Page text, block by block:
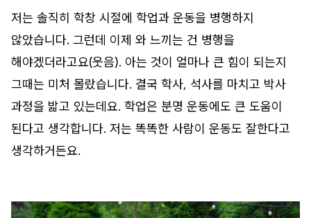
저는 솔직히 학창 시절에 학업과 운동을 병행하지
않았습니다. 그런데 이제 와 느끼는 건 병행을
해야겠더라고요(웃음). 아는 것이 얼마나 큰 힘이 되는지
그때는 미처 몰랐습니다. 결국 학사, 석사를 마치고 박사
과정을 밟고 있는데요. 학업은 분명 운동에도 큰 도움이
된다고 생각합니다. 저는 똑똑한 사람이 운동도 잘한다고
생각하거든요.